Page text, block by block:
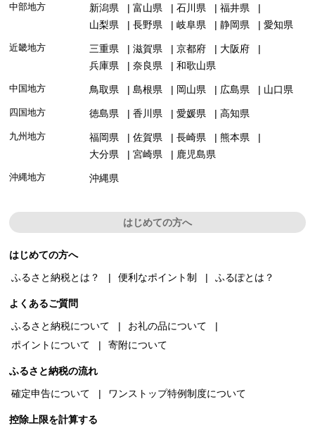
中部地方 新潟県 富山県 石川県
福井県
山梨県
長野県 岐阜県 静岡県 愛知県
近畿地方 三重県 滋賀県 京都府
大阪府
兵庫県
奈良県 和歌山県
中国地方 鳥取県 島根県 岡山県 広島県 山口県
四国地方 徳島県 香川県 愛媛県 高知県
九州地方 福岡県 佐賀県 長崎県
熊本県
大分県
宮崎県 鹿児島県
沖縄地方 沖縄県
はじめての方へ
はじめての方へ
ふるさと納税とは？
便利なポイント制 ふるぽとは？
よくあるご質問
ふるさと納税について
お礼の品について
ポイントについて
寄附について
ふるさと納税の流れ
確定申告について
ワンストップ特例制度について
控除上限を計算する